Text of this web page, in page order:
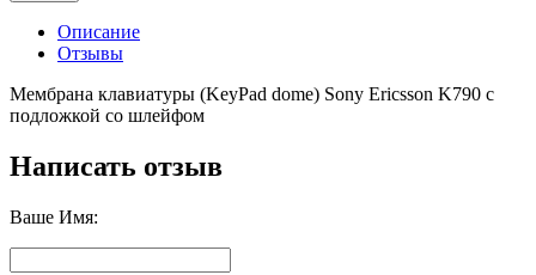
Описание
Отзывы
Мембрана клавиатуры (KeyPad dome) Sony Ericsson K790 с
подложкой со шлейфом
Написать отзыв
Ваше Имя: